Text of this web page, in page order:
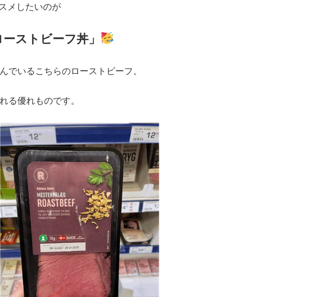
メしたいのが
ストビーフ丼」
いるこちらのローストビーフ。
る優れものです。